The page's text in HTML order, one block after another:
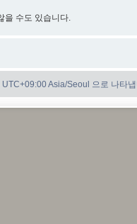
을 수도 있습니다.
UTC+09:00 Asia/Seoul 으로 나타